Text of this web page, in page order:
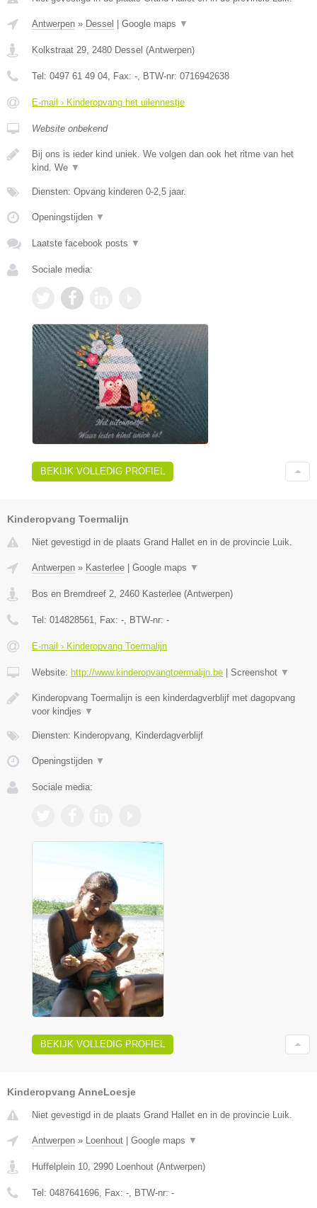
Antwerpen » Dessel Google maps ▼
Kolkstraat 29, 2480 Dessel (Antwerpen)
Tel: 0497 61 49 04, Fax: -, BTW-nr: 0716942638
E-mail › Kinderopvang het uilennestje
Website onbekend
Bij ons is ieder kind uniek. We volgen dan ook het ritme van het
kind. We ▼
Diensten: Opvang kinderen 0-2,5 jaar.
Openingstijden ▼
Laatste facebook posts ▼
Sociale media:
BEKIJK VOLLEDIG PROFIEL
Kinderopvang Toermalijn
Niet gevestigd in de plaats Grand Hallet en in de provincie Luik.
Antwerpen » Kasterlee Google maps ▼
Bos en Bremdreef 2 2460 Kasterlee (Antwerpen)
Tel: 014828561 , Fax: - , BTW-nr: -
E-mail › Kinderopvang Toermalijn
Website: http://www.kinderopvangtoermalijn.be Screenshot ▼
Kinderopvang Toermalijn is een kinderdagverblijf met dagopvang
voor kindjes ▼
Diensten: Kinderopvang, Kinderdagverblijf
Openingstijden ▼
Sociale media:
BEKIJK VOLLEDIG PROFIEL
Kinderopvang AnneLoesje
Niet gevestigd in de plaats Grand Hallet en in de provincie Luik.
Antwerpen » Loenhout Google maps ▼
Huffelplein 10, 2990 Loenhout (Antwerpen)
Tel: 0487641696, Fax: -, BTW-nr: -